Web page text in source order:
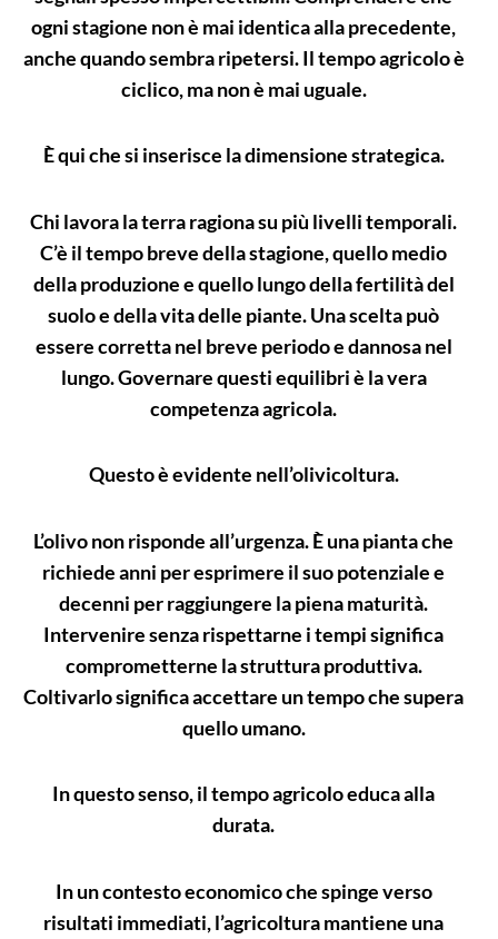
ogni stagione non è mai identica alla precedente,
anche quando sembra ripetersi. Il tempo agricolo è
ciclico, ma non è mai uguale.
È qui che si inserisce la dimensione strategica.
Chi lavora la terra ragiona su più livelli temporali.
C’è il tempo breve della stagione, quello medio
della produzione e quello lungo della fertilità del
suolo e della vita delle piante. Una scelta può
essere corretta nel breve periodo e dannosa nel
lungo. Governare questi equilibri è la vera
competenza agricola.
Questo è evidente nell’olivicoltura.
L’olivo non risponde all’urgenza. È una pianta che
richiede anni per esprimere il suo potenziale e
decenni per raggiungere la piena maturità.
Intervenire senza rispettarne i tempi significa
comprometterne la struttura produttiva.
Coltivarlo significa accettare un tempo che supera
quello umano.
In questo senso, il tempo agricolo educa alla
durata.
In un contesto economico che spinge verso
risultati immediati, l’agricoltura mantiene una